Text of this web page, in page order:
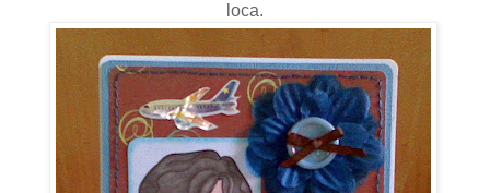
loca.